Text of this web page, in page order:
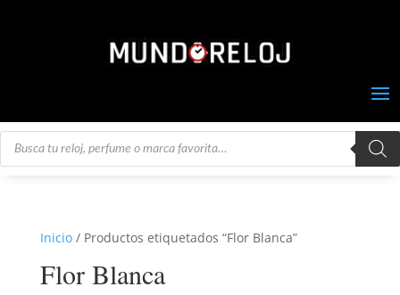
Búsqueda
Inicio/ Productos etiquetados “Flor Blanca”
Flor Blanca